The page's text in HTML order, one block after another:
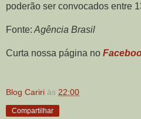
poderão ser convocados entre
Fonte: Agência Brasil
Curta nossa página no
Blog Cariri às 22:00
Compartilhar